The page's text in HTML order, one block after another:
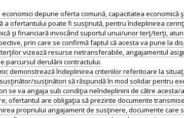
depune oferta comună, capacitatea
a ofertantului poate fi susţinută, pentru îndeplinirea
şi financiară invocând suportul unui/unor terţ/terţi,
prin care se confirmă faptul că acesta va pune la
vizează resurse netransferabile, angajamentul
parcursul derulării contractului.
demonstrează îndeplinirea criteriilor referitoare la
susţinători să răspundă în mod solidar pentru
se va angaja sub condiţia neîndeplinirii de către
ofertantul are obligaţia să prezinte documente
propriului angajament de susţinere, documente care